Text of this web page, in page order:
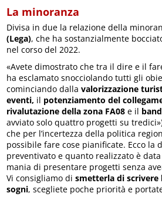
La minoranza
Divisa in due la relazione della
(Lega), che ha sostanzialmente
nel corso del 2022.
«Avete dimostrato che tra il dire e il
ha esclamato snocciolando tutti gli
cominciando dallavalorizzazione
eventi, il potenziamento del
rivalutazione della zona FA08 e il
avviato solo quattro progetti su
che per l’incertezza della politica
possibile fare cose pianificate. Ecco la
preventivato e quanto realizzato è data
mania di presentare progetti senza
Vi consigliamo dismetterla di
sogni, scegliete poche priorità e